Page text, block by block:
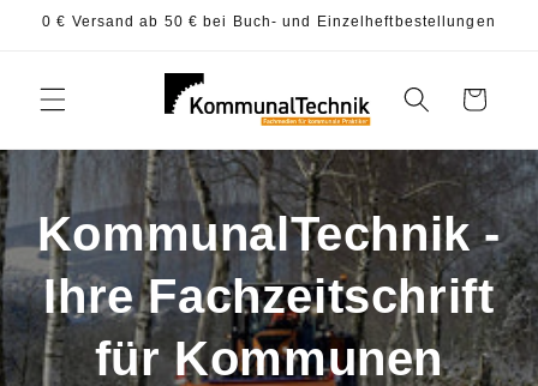
zum
0 € Versand ab 50 € bei Buch- und Einzelheftbestellungen
Warenkorb
KommunalTechnik -
Ihre Fachzeitschrift
für Kommunen